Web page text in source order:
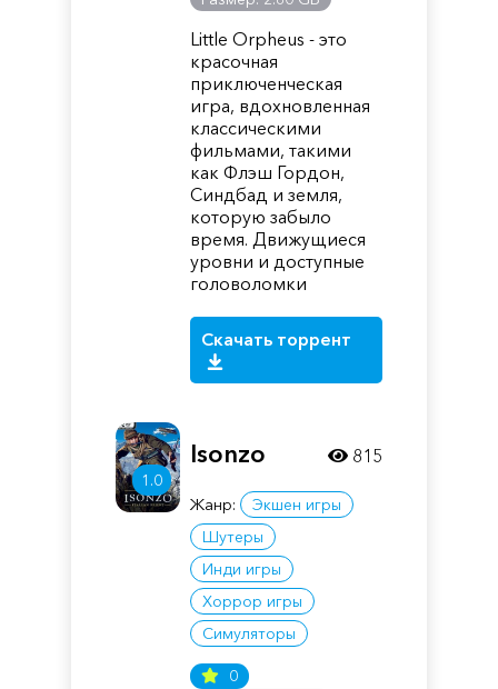
Little Orpheus - это
красочная
приключенческая
игра, вдохновленная
классическими
фильмами, такими
как Флэш Гордон,
Синдбад и земля,
которую забыло
время. Движущиеся
уровни и доступные
головоломки
Скачать торрент
1.0
Isonzo
Жанр:
Экшен игры
Шутеры
Инди игры
Хоррор игры
Симуляторы
0
815